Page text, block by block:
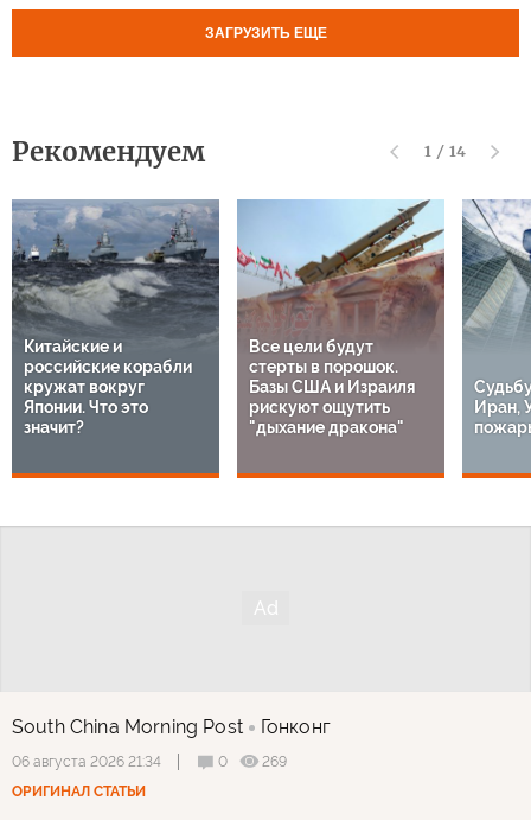
ЗАГРУЗИТЬ ЕЩЕ
Рекомендуем 1 / 14
Китайские и
российские корабли
кружат вокруг
Японии. Что это
значит?
Все цели будут
стерты в порошок.
Базы США и Израиля
рискуют ощутить
"дыхание дракона"
Иран,
South China Morning Post Гонконг
06 августа 2026 21:34 0
269
ОРИГИНАЛ СТАТЬИ